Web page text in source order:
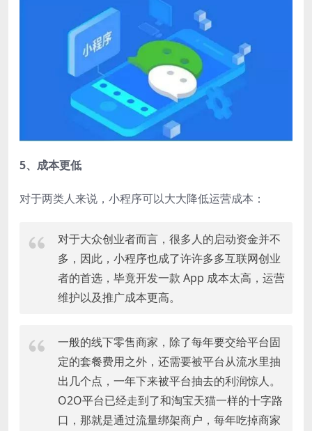
5、成本更低
对于两类人来说，小程序可以大大降低运营成本：
对于大众创业者而言，很多人的启动资金并不
多，因此，小程序也成了许许多多互联网创业
者的首选，毕竟开发一款 App 成本太高，运营
维护以及推广成本更高。
一般的线下零售商家，除了每年要交给平台固
定的套餐费用之外，还需要被平台从流水里抽
出几个点，一年下来被平台抽去的利润惊人。
O2O平台已经走到了和淘宝天猫一样的十字路
口，那就是通过流量绑架商户，每年吃掉商家